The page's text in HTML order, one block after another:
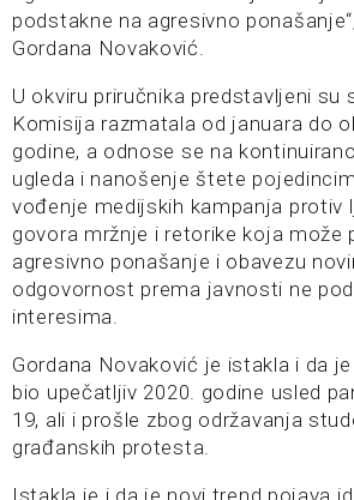
podstakne na agresivno
Gordana Novaković.
U okviru priručnika predstavljeni su
Komisija razmatala od januara do
godine, a odnose se na
ugleda i nanošenje štete
vođenje medijskih kampanja protiv
govora mržnje i retorike koja može
agresivno ponašanje i obavezu
odgovornost prema javnosti ne
interesima.
Gordana Novaković je istakla i da
bio upečatljiv 2020. godine usled
19, ali i prošle zbog održavanja
građanskih protesta.
Istakla je i da je novi trend pojava